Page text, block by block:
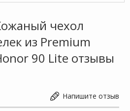
чехол
из Premium
90 Lite отзывы
Напишите отзыв